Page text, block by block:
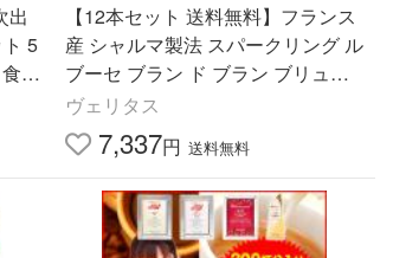
出
5
【12本セット 送料無料】フランス
産 シャルマ製法 スパークリング ル
ブーセ ブラン ド ブラン ブリュッ
ト ヴァン ムスー 750ml×12本 大人
気 ^VBBO06KC^
ヴェリタス
7,337円 送料無料